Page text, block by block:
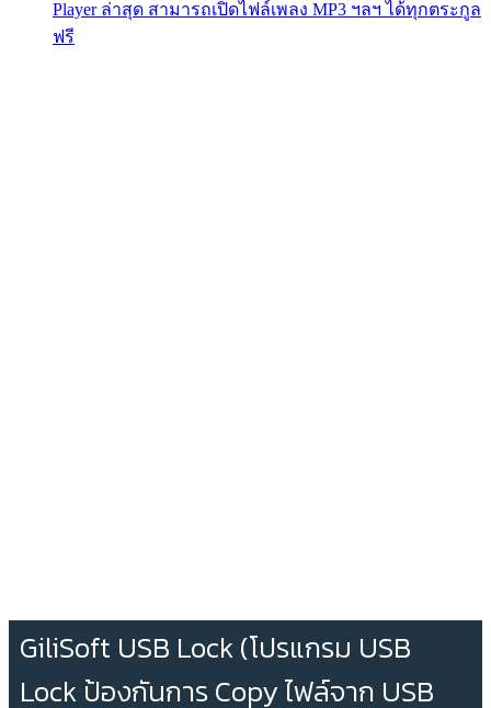
Player ล่าสุด สามารถเปิดไฟล์เพลง MP3 ฯลฯ ได้ทุกตระกูล
ฟรี
GiliSoft USB Lock (โปรแกรม USB
Lock ป้องกันการ Copy ไฟล์จาก USB